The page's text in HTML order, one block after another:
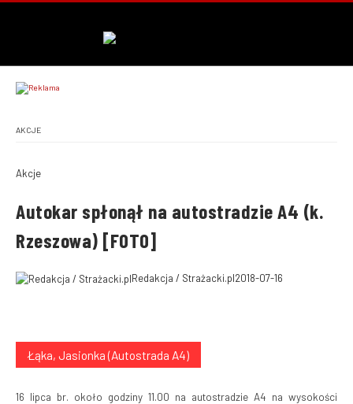
AKCJE
Akcje
Autokar spłonął na autostradzie A4 (k.
Rzeszowa) [FOTO]
Redakcja / Strażacki.pl2018-07-16
Łąka, Jasionka (Autostrada A4)
16 lipca br. około godziny 11.00 na autostradzie A4 na wysokości